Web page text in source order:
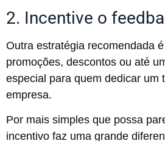
2. Incentive o
Outra estratégia recomendada
promoções, descontos ou até
especial para quem dedicar um
empresa.
Por mais simples que possa
incentivo faz uma grande